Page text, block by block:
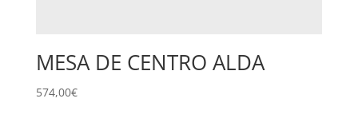
MESA DE CENTRO ALDA
574,00€